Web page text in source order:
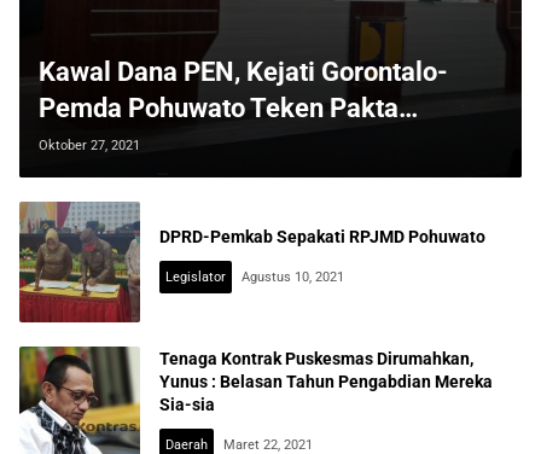
Kawal Dana PEN, Kejati Gorontalo-
Pemda Pohuwato Teken Pakta
Integritas
Oktober 27, 2021
DPRD-Pemkab Sepakati RPJMD Pohuwato
Legislator Agustus 10, 2021
Tenaga Kontrak Puskesmas Dirumahkan,
Yunus : Belasan Tahun Pengabdian Mereka
Sia-sia
Daerah Maret 22, 2021